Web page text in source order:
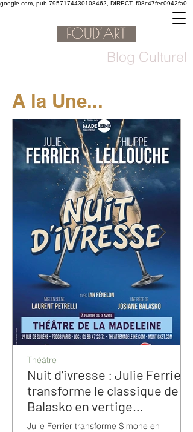
google.com, pub-7957174430108462, DIRECT, f08c47fec0942fa0
Blog Culturel
A la Une...
Nuit d’ivresse : Julie Ferrier
transforme le classique de
Balasko en vertige
bouleversant
Julie Ferrier transforme Simone en
Théâtre